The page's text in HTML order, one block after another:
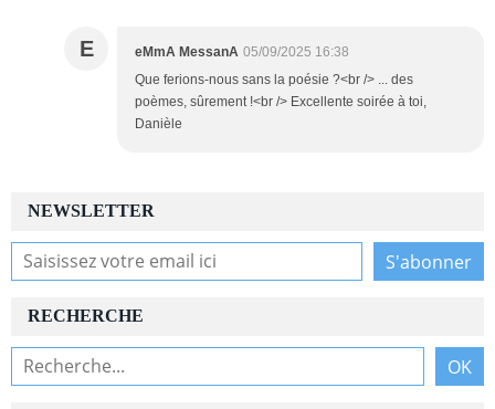
E eMmA MessanA 05/09/2025 16:38
Que ferions-nous sans la poésie ?<br /> ... des
poèmes, sûrement !<br /> Excellente soirée à toi,
Danièle
NEWSLETTER
RECHERCHE